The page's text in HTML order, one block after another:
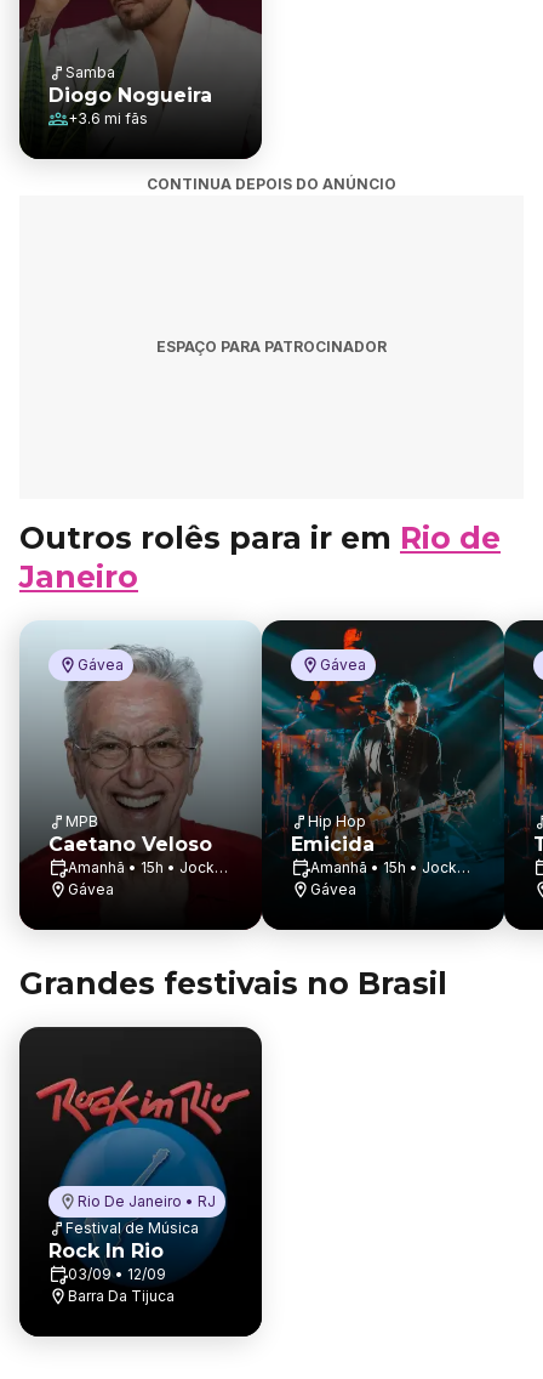
Samba
Diogo Nogueira
+3.6 mi fãs
CONTINUA DEPOIS DO ANÚNCIO
ESPAÇO PARA PATROCINADOR
Outros rolês para ir em Rio de
Janeiro
Gávea
MPB
Caetano Veloso
Amanhã • 15h • Jockey
Club Brasileiro
Gávea
Gávea
Hip Hop
Emicida
Amanhã • 15h • Jockey
Club Brasileiro
Gávea
Grandes festivais no Brasil
Rio De Janeiro • RJ
Festival de Música
Rock In Rio
03/09 • 12/09
Barra Da Tijuca